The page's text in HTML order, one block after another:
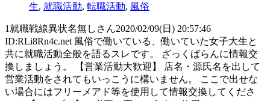
生, 就職活動, 転職活動, 風俗
1就職戦線異状名無しさん2020/02/09(日) 20:57:46
ID:RLi8Rn4c.net 風俗で働いている、働いていた女子大生と
共に就職活動全般を語るスレです。 ざっくばらんに情報交
換しましょう。 【営業活動大歓迎】 店名・源氏名を出して
営業活動をされてもいっこうに構いません。 ここで出せな
い場合にはフリーメアド等を使用して情報交換してくださ